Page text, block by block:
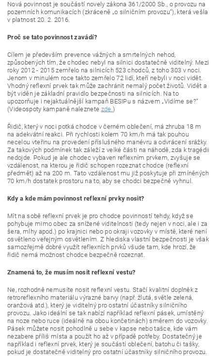
Nová povinnost je součástí novely zákona 361/2000 Sb., o provozu na
pozemních komunikacích (zkráceně „o silničním provozu“), která vešla
v platnost 20. 2. 2016.
Proč se tato povinnost zavádí?
Cílem je především prevence vážných a smrtelných nehod,
způsobených tím, že chodec nebyl na silnici dostatečně viditelný. Mezi
roky 2012 - 2015 zemřelo na silnicích 523 chodců, z toho 303 v noci.
Jenom v minulém roce takto zemřelo 72 lidí, kteří nebyli v noci vidět.
Vhodný reflexní prvek tak může zachránit nemalý počet životů. Vidět a
být viděn je základní pravidlo bezpečnosti na silnicích. Na to
upozorňuje i nejaktuálnější kampaň BESIPu s názvem „Vidíme se?“
(Videospoty kampaně naleznete zde.)
Řidič, který v noci potká chodce v černém oblečení, má zhruba 18 m
na adekvátní reakci. Při rychlosti kolem 70 km/h má tak pouhou
necelou vteřinu na provedení příslušného manévru a odvrácení srážky.
Za takových podmínek tak záleží z velké části na náhodě, zda k tragédii
nedojde. Pokud je ale chodec vybaven reflexním prvkem, zvyšuje se
vzdálenost, na kterou je řidič schopen rozeznat chodce (reflexní
předmět) až na 200 m. Tato vzdálenost mu již poskytuje při zmíněných
70 km/h dostatek prostoru na to, aby se chodci bezpečně vyhnul.
Kdy a kde mám povinnost reflexní prvky nosit?
Mít na sobě reflexní prvek je pro chodce povinností tehdy, když se
pohybuje mimo obec za snížené viditelnosti (tedy nejen v noci, ale i za
šera, mlhy apod.) po krajnici nebo po okraji vozovky v místě, které není
osvětleno veřejným osvětlením. Z hlediska vlastní bezpečnosti je však
samozřejmě dobré využít reflexních prvků všude tam, kde hrozí, že
řidič nemá možnost chodce bezpečně rozeznat.
Znamená to, že musím nosit reflexní vestu?
Ne, rozhodně nemusíte nosit reflexní vestu. Stačí kvalitní doplněk z
retroreflexního materiálu výrazné barvy (např. žlutá, světle zelená,
oranžová atd.), který je viditelný pro ostatní účastníky silničního
provozu. Jako ideální se tak nabízí například reflexní pásek, umístěný
na noze nebo ruce (ideálně na obou končetinách) směrem do vozovky.
Pásek můžete nosit pohodlně u sebe v kapse nebo tašce, kde vám
nezabere příliš místa a použít ho až v případě potřeby. Dostatečný je
například i reflexní prvek, který je součástí oblečení, batohu či tašky,
pokud je dostatečně viditelný pro ostatní účastníky silničního provozu.